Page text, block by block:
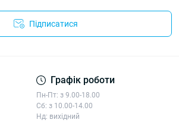
Підписатися
Графік роботи
Пн-Пт: з 9.00-18.00
Сб: з 10.00-14.00
Нд: вихідний